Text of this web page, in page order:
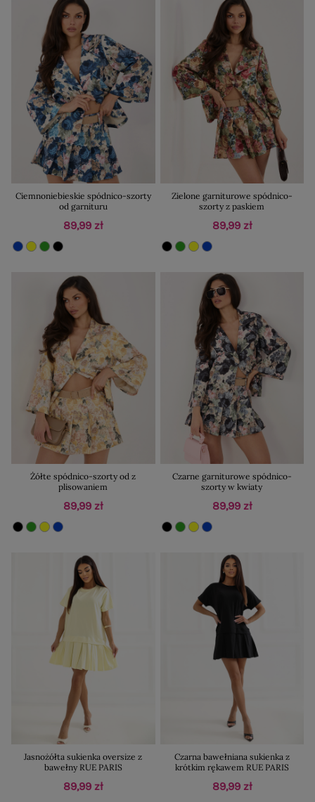
Ciemnoniebieskie spódnico-szorty
od garnituru
89,99 zł
Zielone garniturowe spódnico-
szorty z paskiem
89,99 zł
Żółte spódnico-szorty od z
plisowaniem
89,99 zł
Czarne garniturowe spódnico-
szorty w kwiaty
89,99 zł
Jasnożółta sukienka oversize z
bawełny RUE PARIS
89,99 zł
Czarna bawełniana sukienka z
krótkim rękawem RUE PARIS
89,99 zł